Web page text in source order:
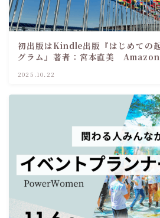
初出版はKindle出版『はじめての
グラム』著者：宮本直美 Amazon
2025.10.22